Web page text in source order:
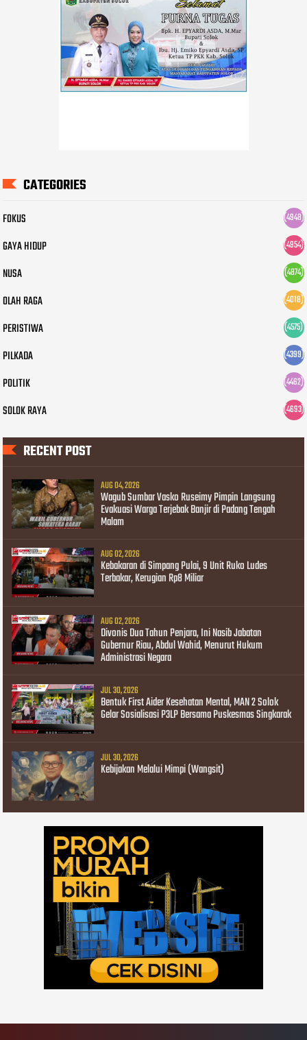
CATEGORIES
FOKUS (4948)
GAYA HIDUP (4954)
NUSA (4874)
OLAH RAGA (4018)
PERISTIWA (4575)
PILKADA (4399)
POLITIK (4462)
SOLOK RAYA (4693)
RECENT POST
AUG 04, 2026
Wagub Sumbar Vasko Ruseimy Pimpin Langsung
Evakuasi Warga Terjebak Banjir di Padang Tengah
Malam
AUG 02, 2026
Kebakaran di Simpang Pulai, 9 Unit Ruko Ludes
Terbakar, Kerugian Rp8 Miliar
AUG 02, 2026
Divonis Dua Tahun Penjara, Ini Nasib Jabatan
Gubernur Riau, Abdul Wahid, Menurut Hukum
Administrasi Negara
JUL 30, 2026
Bentuk First Aider Kesehatan Mental, MAN 2 Solok
Gelar Sosialisasi P3LP Bersama Puskesmas Singkarak
JUL 30, 2026
Kebijakan Melalui Mimpi (Wangsit)